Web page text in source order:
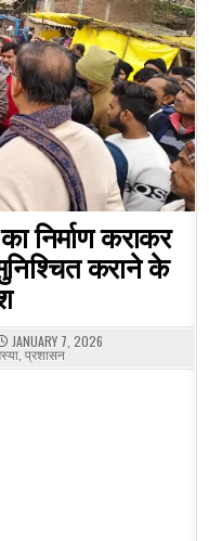
निर्माण कराकर
कराने के
JANUARY 7, 2026
,प्रशासन